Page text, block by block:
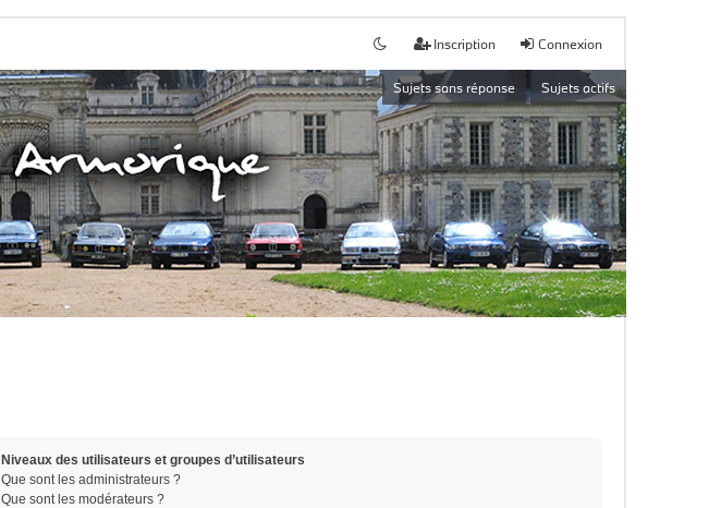
Connexion
Inscription
Sujets sans réponse Sujets actifs
Niveaux des utilisateurs et groupes d’utilisateurs
Que sont les administrateurs ?
Que sont les modérateurs ?